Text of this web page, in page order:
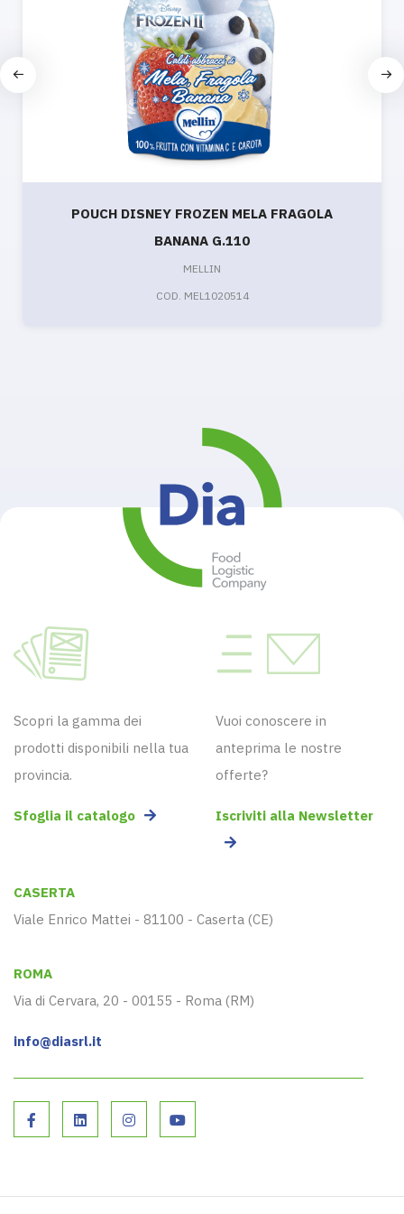
POUCH DISNEY FROZEN MELA FRAGOLA
BANANA G.110
MELLIN
COD. MEL1020514
Scopri la gamma dei
prodotti disponibili nella tua
provincia.
Sfoglia il catalogo
Vuoi conoscere in
anteprima le nostre
offerte?
Iscriviti alla Newsletter
CASERTA
Viale Enrico Mattei - 81100 - Caserta (CE)
ROMA
Via di Cervara, 20 - 00155 - Roma (RM)
info@diasrl.it